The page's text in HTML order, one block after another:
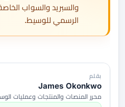
والسبريد والسواب
الرسمي للوسيط.
بقلم
James Okonkwo
محرر المنصات والمنتجات وعمليات